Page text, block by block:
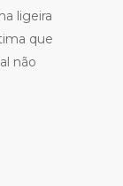
ligeira
que
não